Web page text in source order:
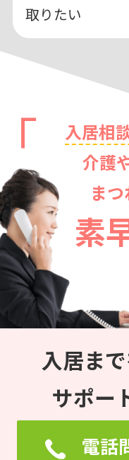
取りたい
入居相
介護
ま
素
入居ま
サポー
電話